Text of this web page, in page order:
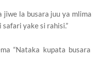
jiwe la busara juu ya
yake si rahisi.”
“Nataka kupata